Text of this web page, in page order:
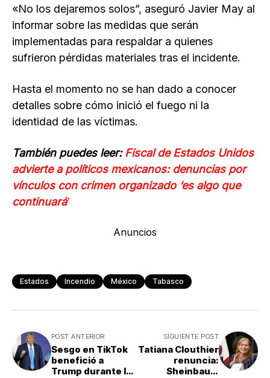
«No los dejaremos solos”, aseguró Javier May al
informar sobre las medidas que serán
implementadas para respaldar a quienes
sufrieron pérdidas materiales tras el incidente.
Hasta el momento no se han dado a conocer
detalles sobre cómo inició el fuego ni la
identidad de las víctimas.
También puedes leer:Fiscal de Estados Unidos
advierte a políticos mexicanos: denuncias por
vínculos con crimen organizado ‘es algo que
continuará’
Anuncios
Estados Incendio México Tabasco
POST ANTERIOR
Sesgo en TikTok
benefició a
Trump durante la
SIGUIENTE POST
Tatiana Clouthier
renuncia:
Sheinbaum